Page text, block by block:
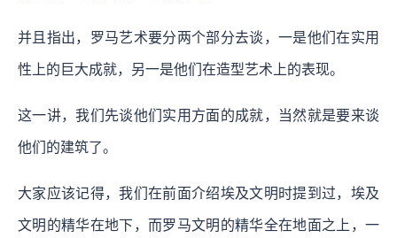
并且指出，罗马艺术要分两个部分去谈，一是他们在实用
性上的巨大成就，另一是他们在造型艺术上的表现。
这一讲，我们先谈他们实用方面的成就，当然就是要来谈
他们的建筑了。
大家应该记得，我们在前面介绍埃及文明时提到过，埃及
文明的精华在地下，而罗马文明的精华全在地面之上，一